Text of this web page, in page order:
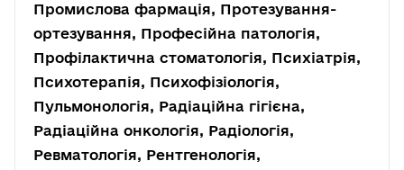
Промислова фармація, Протезування-
ортезування, Професійна патологія,
Профілактична стоматологія, Психіатрія,
Психотерапія, Психофізіологія,
Пульмонологія, Радіаційна гігієна,
Радіаційна онкологія, Радіологія,
Ревматологія, Рентгенологія,